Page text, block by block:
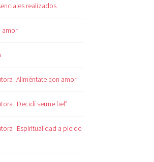
realizados
amor
"Aliméntate con amor"
"Decidí serme fiel"
"Espiritualidad a pie de